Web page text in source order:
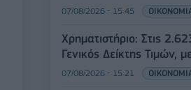
07/08/2026 - 15:45
Χρηματιστήριο: Στις
Γενικός Δείκτης Τιμών,
07/08/2026 - 15:21